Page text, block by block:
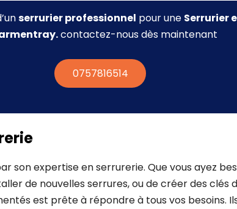
serrurier professionnel pour une Serrurier
contactez-nous dès maintenant
0757816514
son expertise en serrurerie. Que vous ayez
de nouvelles serrures, ou de créer des clés
est prête à répondre à tous vos besoins.